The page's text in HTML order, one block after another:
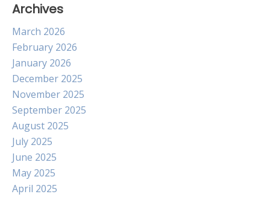
Archives
March 2026
February 2026
January 2026
December 2025
November 2025
September 2025
August 2025
July 2025
June 2025
May 2025
April 2025